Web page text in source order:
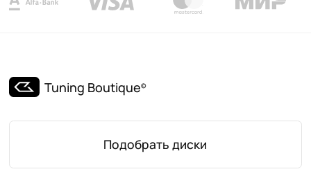
Tuning Boutique©
Подобрать диски